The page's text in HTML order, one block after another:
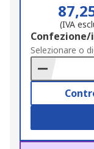
(IVA
Add
to
Basket
Confezione/i
Selezionare o